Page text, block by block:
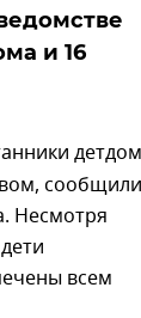
и 16
Несмотря
всем